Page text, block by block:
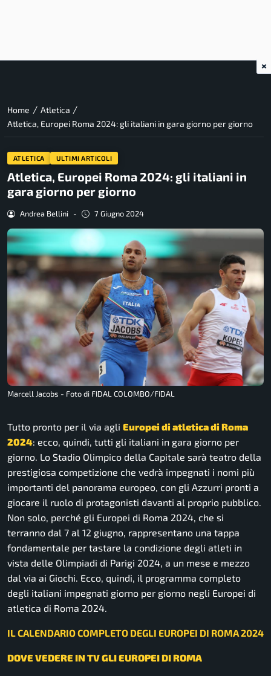
Home / Atletica /
Atletica, Europei Roma 2024: gli italiani in gara giorno per giorno
ATLETICA ULTIMI ARTICOLI
Atletica, Europei Roma 2024: gli italiani in
gara giorno per giorno
Andrea Bellini - 7 Giugno 2024
Marcell Jacobs - Foto di FIDAL COLOMBO/FIDAL
Tutto pronto per il via agli Europei di atletica di Roma
2024: ecco, quindi, tutti gli italiani in gara giorno per
giorno. Lo Stadio Olimpico della Capitale sarà teatro della
prestigiosa competizione che vedrà impegnati i nomi più
importanti del panorama europeo, con gli Azzurri pronti a
giocare il ruolo di protagonisti davanti al proprio pubblico.
Non solo, perché gli Europei di Roma 2024, che si
terranno dal 7 al 12 giugno, rappresentano una tappa
fondamentale per tastare la condizione degli atleti in
vista delle Olimpiadi di Parigi 2024, a un mese e mezzo
dal via ai Giochi. Ecco, quindi, il programma completo
degli italiani impegnati giorno per giorno negli Europei di
atletica di Roma 2024.
IL CALENDARIO COMPLETO DEGLI EUROPEI DI ROMA 2024
DOVE VEDERE IN TV GLI EUROPEI DI ROMA
×